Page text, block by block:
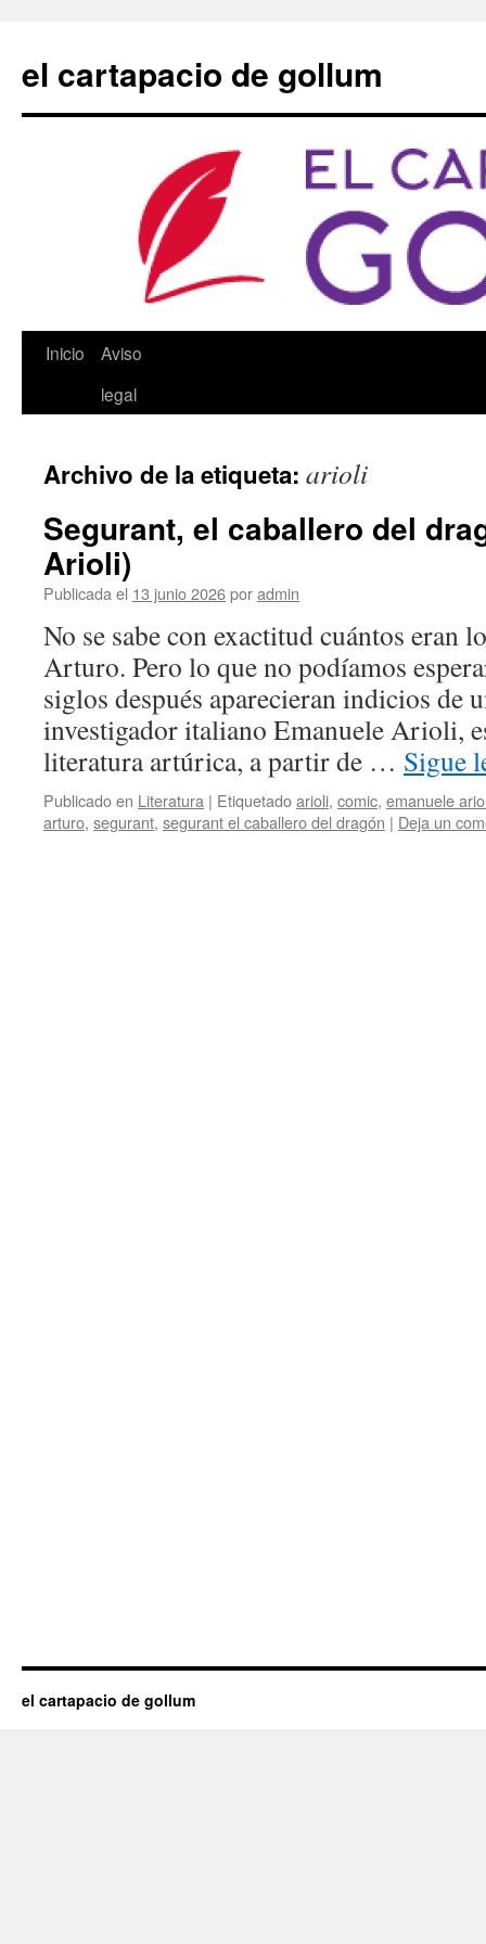
contenido
el cartapacio de gollum
Inicio
Aviso
legal
Archivo de la etiqueta: arioli
Segurant, el caballero del
Arioli)
Publicada el 13 junio 2026poradmin
No se sabe con exactitud cuántos eran
Arturo. Pero lo que no podíamos
siglos después aparecieran indicios de
investigador italiano Emanuele Arioli,
literatura artúrica, a partir de … Sigue
Publicado en Literatura | Etiquetadoarioli, comic, emanuele
arturo, segurant, segurant el caballero del dragón | Deja un
el cartapacio de gollum